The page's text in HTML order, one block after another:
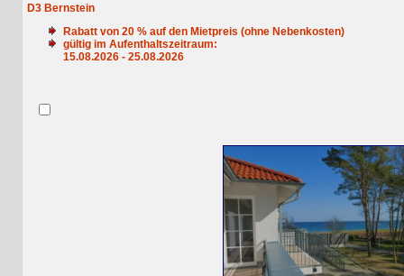
D3 Bernstein
Rabatt von 20% auf den Mietpreis (ohne Nebenkosten)
gültig im Aufenthaltszeitraum:
15.08.2026 - 25.08.2026